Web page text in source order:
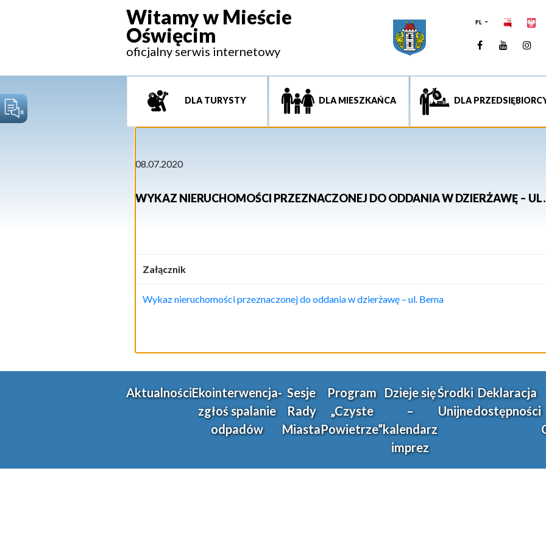
Witamy w Mieście
Oświęcim
oficjalny serwis internetowy
PL
Facebook
DLA TURYSTY DLA MIESZKAŃCA DLA
08.07.2020
WYKAZ NIERUCHOMOŚCI PRZEZNACZONEJ DO ODDANIA W DZIERŻAWĘ –
Załącznik
Wykaz nieruchomości przeznaczonej do oddania w dzierżawę – ul. Bema
AktualnościEkointerwencja-
zgłoś spalanie
odpadów
Sesje
Rady
Miasta
Program
„Czyste
Powietrze”
Dzieje się
–
kalendarz
imprez
Środki
Unijne
Deklaracja
dostępności